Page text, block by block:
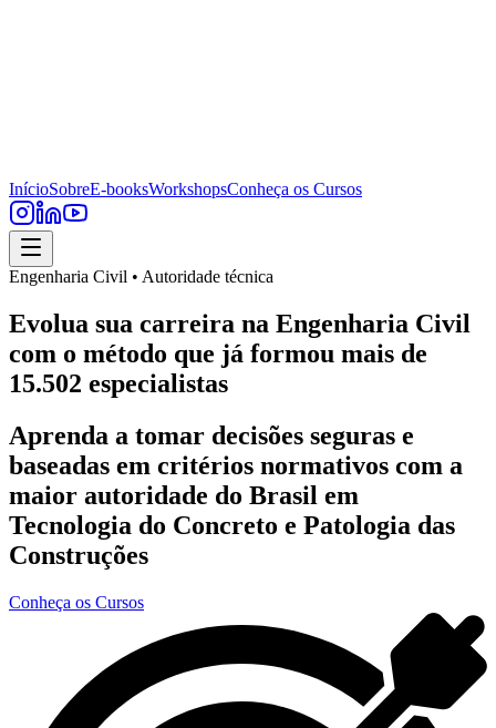
InícioSobreE-booksWorkshopsConheça os Cursos
Engenharia Civil • Autoridade técnica
Evolua sua carreira na Engenharia Civil
com o método que já formou mais de
15.502 especialistas
Aprenda a tomar decisões seguras e
baseadas em critérios normativos com a
maior autoridade do Brasil em
Tecnologia do Concreto e Patologia das
Construções
Conheça os Cursos